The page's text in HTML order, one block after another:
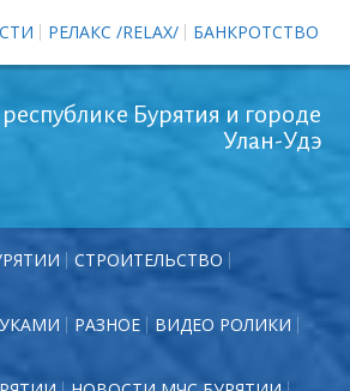
РЕЛАКС /RELAX/ БАНКРОТСТВО
Бурятия и городе
Улан-Удэ
СТРОИТЕЛЬСТВО
РАЗНОЕ ВИДЕО РОЛИКИ